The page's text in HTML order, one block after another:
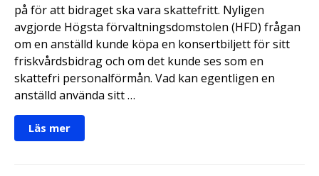
på för att bidraget ska vara skattefritt. Nyligen
avgjorde Högsta förvaltningsdomstolen (HFD) frågan
om en anställd kunde köpa en konsertbiljett för sitt
friskvårdsbidrag och om det kunde ses som en
skattefri personalförmån. Vad kan egentligen en
anställd använda sitt …
Läs mer